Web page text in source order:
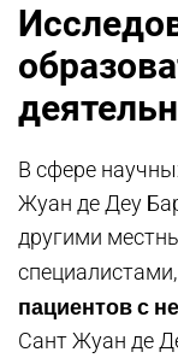
В сфере
Жуан де Деу
другими
пациентов с
Сант Жуан де